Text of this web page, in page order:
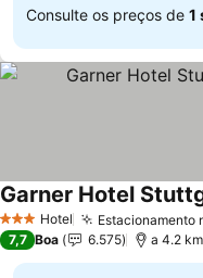
Consulte os preços de 1
3 EstrelasHotel Estacionamento
Garner Hotel
7,7 Boa 6.575 a 4.2